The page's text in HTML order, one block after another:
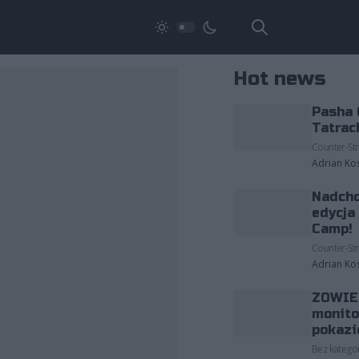
Hot news
Pasha
Counter-
Adrian
edycja
Camp!
Counter-
Adrian
Bez